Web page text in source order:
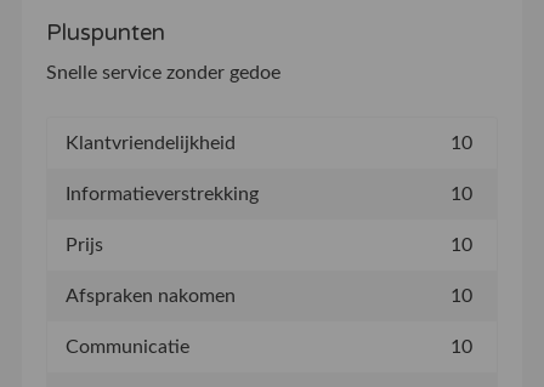
Pluspunten
Snelle service zonder gedoe
Klantvriendelijkheid 10
Informatieverstrekking 10
Prijs 10
Afspraken nakomen 10
Communicatie 10